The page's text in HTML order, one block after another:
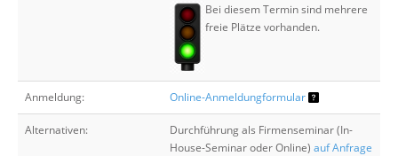
Bei diesem Termin sind mehrere
freie Plätze vorhanden.
Anmeldung: Online-Anmeldungformular
Alternativen:
Durchführung als Firmenseminar (In-
House-Seminar oder Online) auf Anfrage